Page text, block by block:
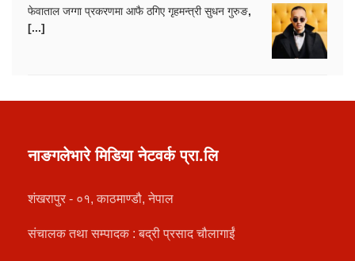
फेवाताल जग्गा प्रकरणमा आफै ठगिए गृहमन्त्री सुधन गुरुङ,
[...]
नाङगलेभारे मिडिया नेटवर्क प्रा.लि
शंखरापुर - ०१, काठमाण्डौ, नेपाल
संचालक तथा सम्पादक : बद्री प्रसाद चौलागाईं